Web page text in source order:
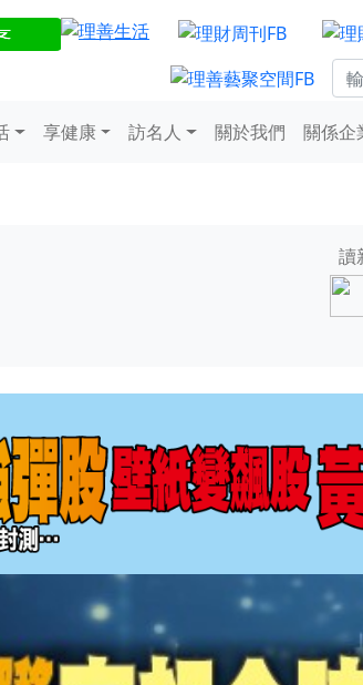
享健康 訪名人 關於我們 關係企
讀